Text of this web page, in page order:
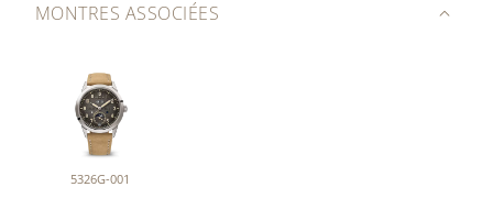
MONTRES ASSOCIÉES
5326G-001